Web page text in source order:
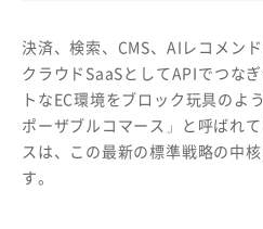
決済、検索、CMS、AIレコメン
クラウドSaaSとしてAPIでつな
トなEC環境をブロック玩具のよ
ポーザブルコマース」と呼ばれ
スは、この最新の標準戦略の中
す。